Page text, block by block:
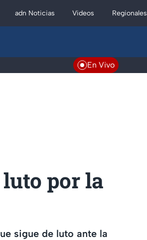
adn Noticias Videos Regionales
En Vivo
por la
sigue de luto ante la